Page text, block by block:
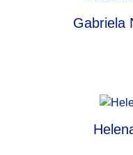
Gabriela